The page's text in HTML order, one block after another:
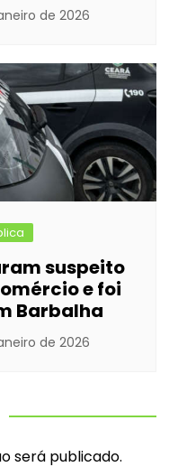
de 2026
suspeito
e foi
Barbalha
de 2026
será publicado.